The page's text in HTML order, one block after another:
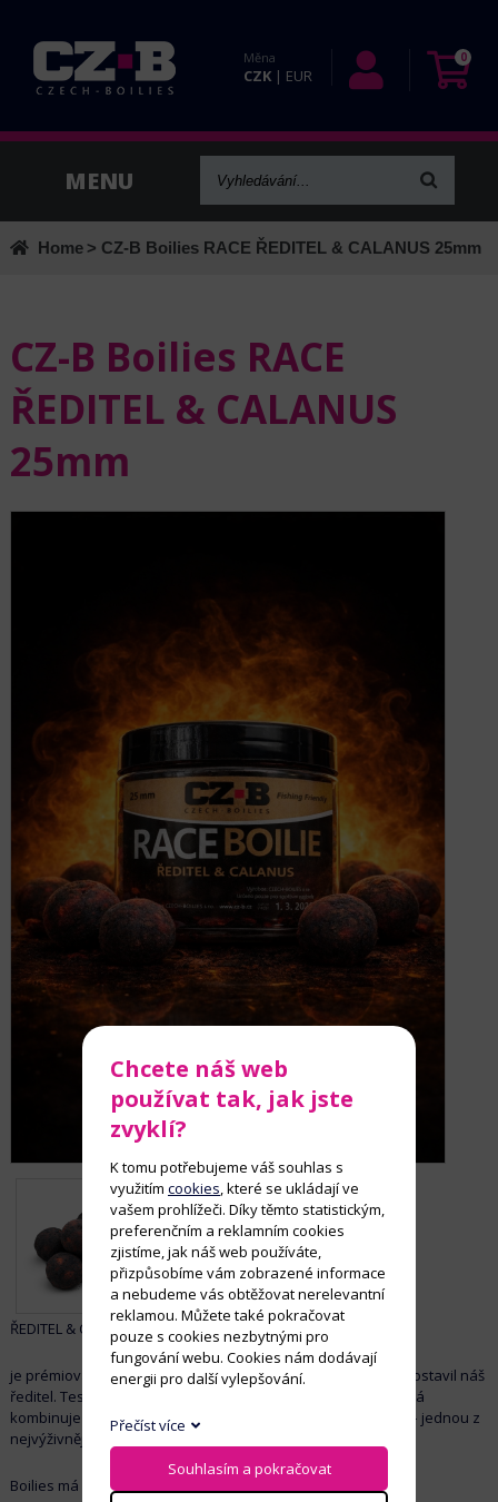
Měna
CZK | EUR
0
Home > CZ-B Boilies RACE ŘEDITEL & CALANUS 25mm
CZ-B Boilies RACE
ŘEDITEL & CALANUS
25mm
ŘEDITEL & CALANUS
je prémiová dvouvrstvá nástraha, kterou osobně navrhl a postavil náš
ředitel. Testování, ladění a úpravy...a tak vznikla kulička, která
kombinuje
masový základ Ředitele
– jednou z
nejvýživnějších a pro kapry nejatraktivnějších složek vůbec.
Boilies má unikátní dvouvrstvou konstrukci
Chcete náš web
používat tak, jak jste
zvyklí?
K tomu potřebujeme váš souhlas s
využitím cookies, které se ukládají ve
vašem prohlížeči. Díky těmto statistickým,
preferenčním a reklamním cookies
zjistíme, jak náš web používáte,
přizpůsobíme vám zobrazené informace
a nebudeme vás obtěžovat nerelevantní
reklamou. Můžete také pokračovat
pouze s cookies nezbytnými pro
fungování webu. Cookies nám dodávají
energii pro další vylepšování.
Přečíst více
Souhlasím a pokračovat